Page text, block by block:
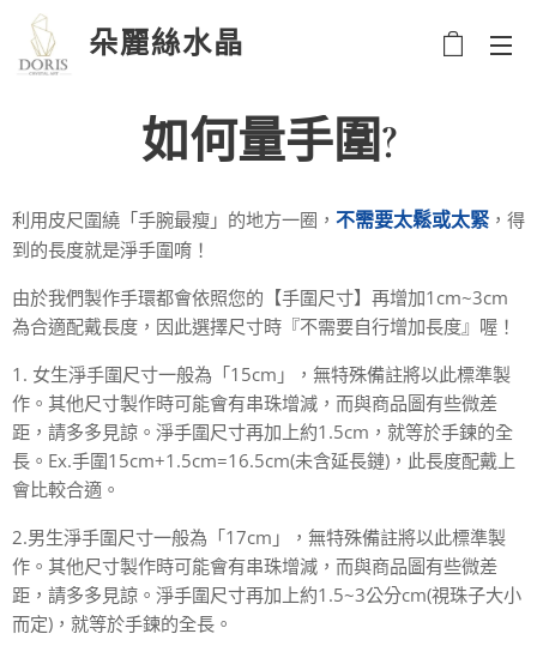
朵麗絲水晶
如何量手圍?
利用皮尺圍繞「手腕最瘦」的地方一圈， 不需要太鬆或太緊 ，得
到的長度就是淨手圍唷！
由於我們製作手環都會依照您的【手圍尺寸】再增加1cm~3cm
為合適配戴長度，因此選擇尺寸時『不需要自行增加長度』喔！
1. 女生淨手圍尺寸一般為「15cm」，無特殊備註將以此標準製
作。其他尺寸製作時可能會有串珠增減，而與商品圖有些微差
距，請多多見諒。淨手圍尺寸再加上約1.5cm，就等於手鍊的全
長。Ex.手圍15cm+1.5cm=16.5cm(未含延長鏈)，此長度配戴上
會比較合適。
2.男生淨手圍尺寸一般為「17cm」，無特殊備註將以此標準製
作。其他尺寸製作時可能會有串珠增減，而與商品圖有些微差
距，請多多見諒。淨手圍尺寸再加上約1.5~3公分cm(視珠子大小
而定)，就等於手鍊的全長。